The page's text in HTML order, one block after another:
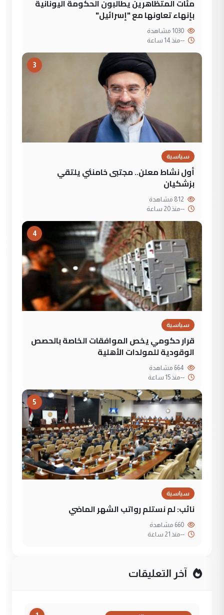
مئات المتظاهرين يطالبون الحكومة اليونانية
بإنهاء تعاونها مع "إسرائيل"
--منذ 14 ساعة
3
سياسية
أول نشاط معلن.. مجتبى خامنئي يلتقي
بزشكيان
--منذ 20 ساعة
4
سياسية
قرار حكومي يخص الموافقات الخاصة بالحصص
الوقودية للمولدات الأهلية
--منذ 15 ساعة
5
سياسية
نائب: لم نستلم رواتب الشهر الماضي
--منذ 21 ساعة
آخر التعليقات